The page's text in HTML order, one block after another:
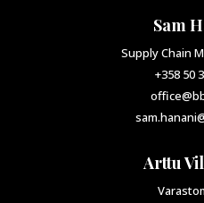
Sam
Supply Chain
+358 50
Arttu